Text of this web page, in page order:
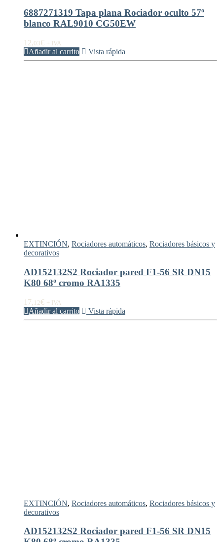
6887271319 Tapa plana Rociador oculto 57º
blanco RAL9010 CG50EW
12,03€ + IVA
Añadir al carrito Vista rápida
EXTINCIÓN, Rociadores automáticos, Rociadores básicos y
decorativos
AD152132S2 Rociador pared F1-56 SR DN15
K80 68º cromo RA1335
17, 12€ + IVA
Añadir al carrito Vista rápida
EXTINCIÓN, Rociadores automáticos, Rociadores básicos y
decorativos
AD152132S2 Rociador pared F1-56 SR DN15